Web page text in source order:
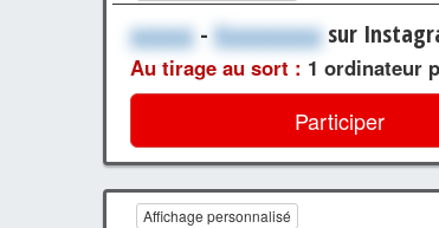
xxxxxx-Xxxxxxxxxxsur
Au tirage au sort : 1 ordinateur
Participer
Affichage personnalisé